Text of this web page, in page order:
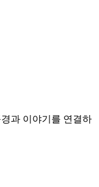
과 이야기를 연결하